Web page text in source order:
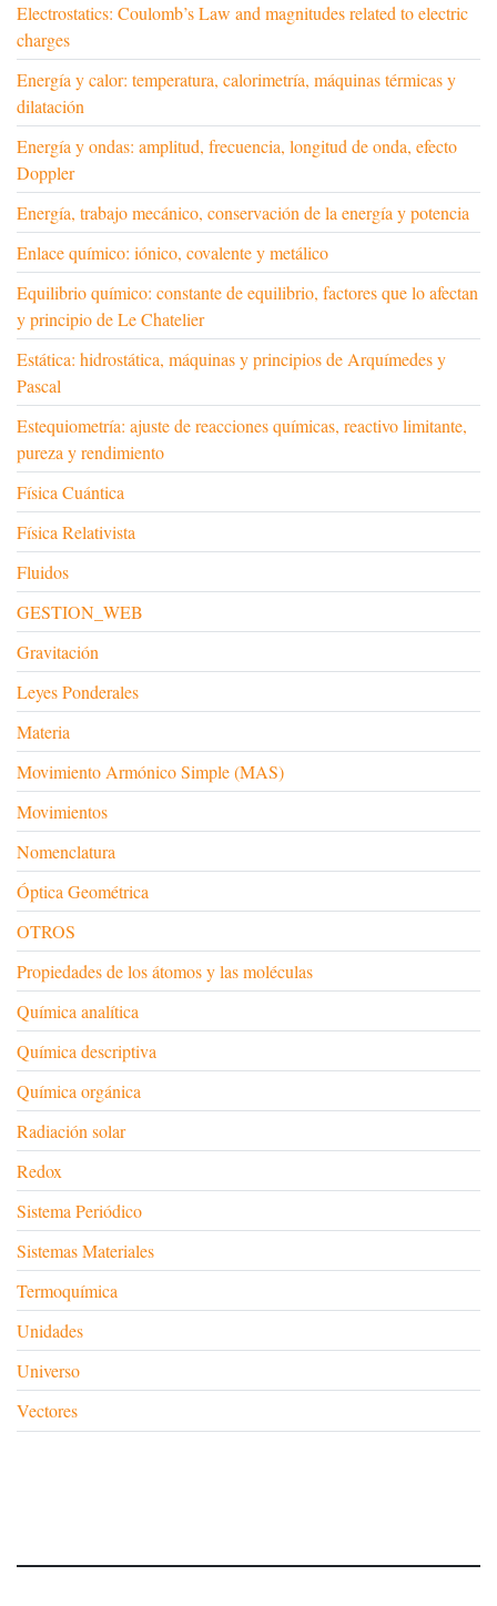
Electrostatics: Coulomb’s Law and magnitudes related to electric
charges
Energía y calor: temperatura, calorimetría, máquinas térmicas y
dilatación
Energía y ondas: amplitud, frecuencia, longitud de onda, efecto
Doppler
Energía, trabajo mecánico, conservación de la energía y potencia
Enlace químico: iónico, covalente y metálico
Equilibrio químico: constante de equilibrio, factores que lo afectan
y principio de Le Chatelier
Estática: hidrostática, máquinas y principios de Arquímedes y
Pascal
Estequiometría: ajuste de reacciones químicas, reactivo limitante,
pureza y rendimiento
Física Cuántica
Física Relativista
Fluidos
GESTION_WEB
Gravitación
Leyes Ponderales
Materia
Movimiento Armónico Simple (MAS)
Movimientos
Nomenclatura
Óptica Geométrica
OTROS
Propiedades de los átomos y las moléculas
Química analítica
Química descriptiva
Química orgánica
Radiación solar
Redox
Sistema Periódico
Sistemas Materiales
Termoquímica
Unidades
Universo
Vectores